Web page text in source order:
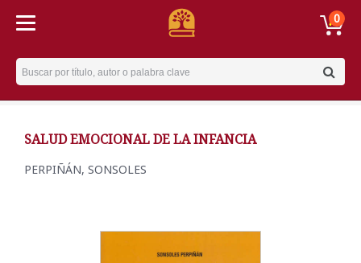
0
Username
SALUD EMOCIONAL DE LA INFANCIA
PERPIÑÁN, SONSOLES